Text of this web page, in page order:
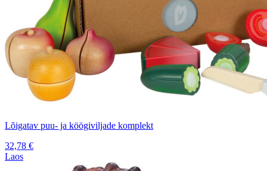
Lõigatav puu- ja köögiviljade komplekt
32,78 €
Laos